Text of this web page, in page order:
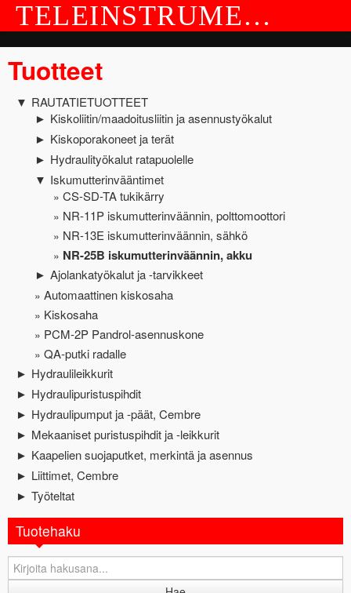
TELEINSTRUMENT OY
TUOTTEET
YRITYS JA YHTEYSTIEDOT
Tuotteet
▼ RAUTATIETUOTTEET
► Kiskoliitin/maadoitusliitin ja asennustyökalut
► Kiskoporakoneet ja terät
► Hydraulityökalut ratapuolelle
▼ Iskumutterinvääntimet
CS-SD-TA tukikärry
NR-11P iskumutterinväännin, polttomoottori
NR-13E iskumutterinväännin, sähkö
NR-25B iskumutterinväännin, akku
► Ajolankatyökalut ja -tarvikkeet
Automaattinen kiskosaha
Kiskosaha
PCM-2P Pandrol-asennuskone
QA-putki radalle
► Hydraulileikkurit
► Hydraulipuristuspihdit
► Hydraulipumput ja -päät, Cembre
► Mekaaniset puristuspihdit ja -leikkurit
► Kaapelien suojaputket, merkintä ja asennus
► Liittimet, Cembre
► Työteltat
Tuotehaku